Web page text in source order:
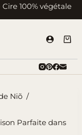
100% végétale
Niõ /
Parfaite dans